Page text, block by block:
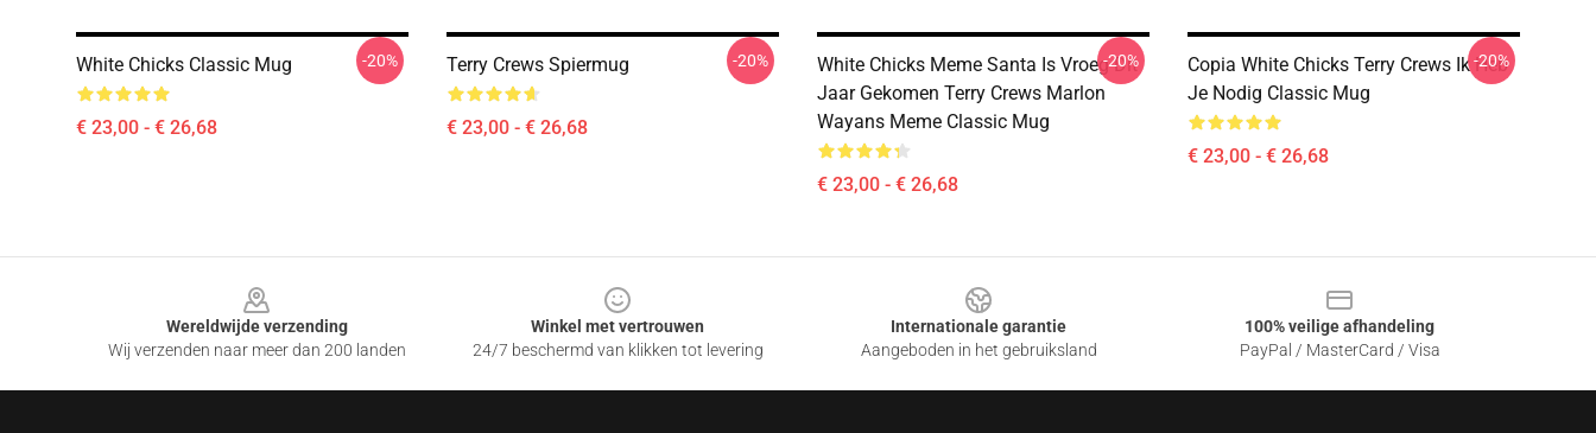
White Chicks Classic Mug
€ 23,00 - € 26,68
-20% Terry Crews Spiermug
€ 23,00 - € 26,68
-20%
White Chicks Meme Santa Is Vroeg Dit
Jaar Gekomen Terry Crews Marlon
Wayans Meme Classic Mug
€ 23,00 - € 26,68
-20%
Copia White Chicks Terry Crews Ik Heb
Je Nodig Classic Mug
€ 23,00 - € 26,68
-20%
Wereldwijde verzending
Wij verzenden naar meer dan 200 landen
Winkel met vertrouwen
24/7 beschermd van klikken tot levering
Internationale garantie
Aangeboden in het gebruiksland
100% veilige afhandeling
PayPal / MasterCard / Visa